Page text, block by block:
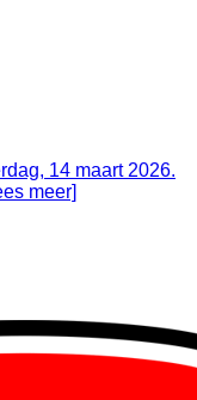
14 maart 2026.
meer]